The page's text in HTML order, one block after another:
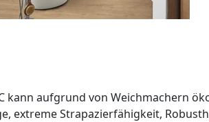
kann aufgrund von Weichmachern
extreme Strapazierfähigkeit,